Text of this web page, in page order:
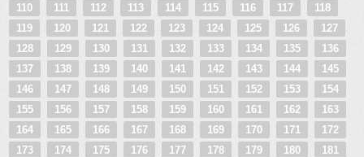
110
111 112 113 114 115 116 117
118
119
120 121 122 123 124 125 126
127
128
129 130 131 132 133 134 135
136
137
138 139 140 141 142 143 144
145
146
147 148 149 150 151 152 153
154
155
156 157 158 159 160 161 162
163
164
165 166 167 168 169 170 171
172
173
174 175 176 177 178 179 180
181